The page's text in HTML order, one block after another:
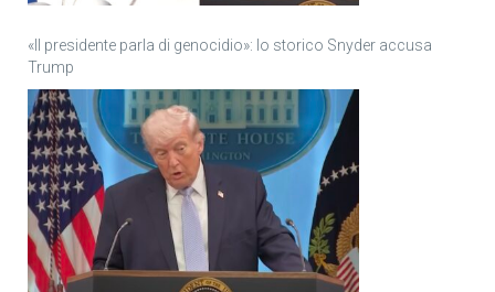
«Il presidente parla di genocidio»: lo storico Snyder accusa
Trump